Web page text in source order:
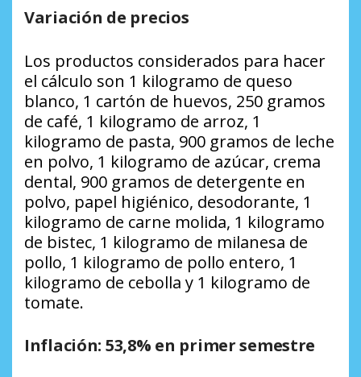
Variación de precios
Los productos considerados para hacer
el cálculo son 1 kilogramo de queso
blanco, 1 cartón de huevos, 250 gramos
de café, 1 kilogramo de arroz, 1
kilogramo de pasta, 900 gramos de leche
en polvo, 1 kilogramo de azúcar, crema
dental, 900 gramos de detergente en
polvo, papel higiénico, desodorante, 1
kilogramo de carne molida, 1 kilogramo
de bistec, 1 kilogramo de milanesa de
pollo, 1 kilogramo de pollo entero, 1
kilogramo de cebolla y 1 kilogramo de
tomate.
Inflación: 53,8% en primer semestre